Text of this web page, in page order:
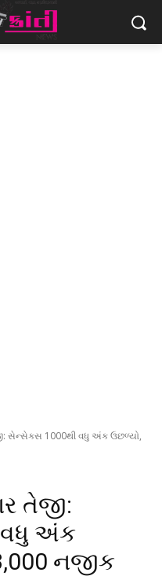
સેન્સેક્સ 1000થી વધુ અંક ઉછળ્યો,
તેજી:
વધુ અંક
નજીક